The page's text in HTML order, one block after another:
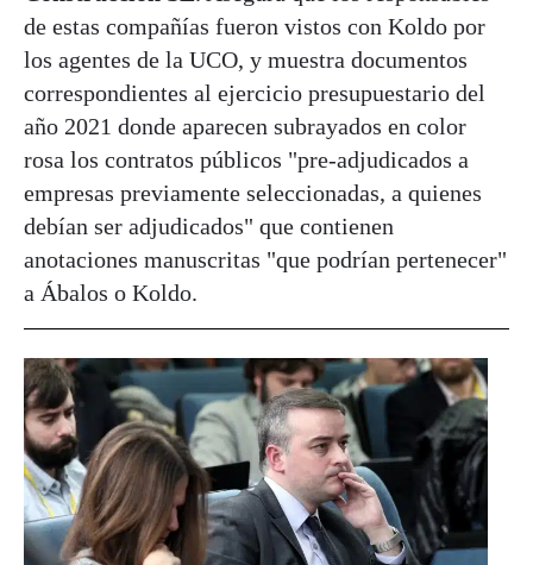
de estas compañías fueron vistos con Koldo por
los agentes de la UCO, y muestra documentos
correspondientes al ejercicio presupuestario del
año 2021 donde aparecen subrayados en color
rosa los contratos públicos "pre-adjudicados a
empresas previamente seleccionadas, a quienes
debían ser adjudicados" que contienen
anotaciones manuscritas "que podrían pertenecer"
a Ábalos o Koldo.